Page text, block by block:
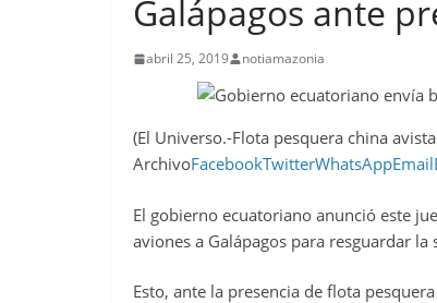
Galápagos ante
abril 25, 2019 notiamazonia
(El Universo.-Flota pesquera china
ArchivoFacebookTwitterWhatsAppEmail
El gobierno ecuatoriano anunció este
aviones a Galápagos para resguardar la
Esto, ante la presencia de flota